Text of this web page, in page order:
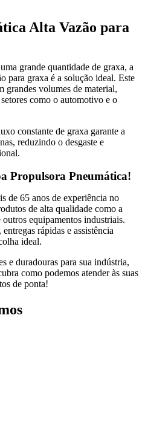
Alta Vazão para
grande quantidade de graxa, a
para graxa é a solução ideal. Este
grandes volumes de material,
como o automotivo e o
constante de graxa garante a
reduzindo o desgaste e
Propulsora Pneumática!
de 65 anos de experiência no
de alta qualidade como a
equipamentos industriais.
rápidas e assistência
ideal.
e duradouras para sua indústria,
como podemos atender às suas
de ponta!